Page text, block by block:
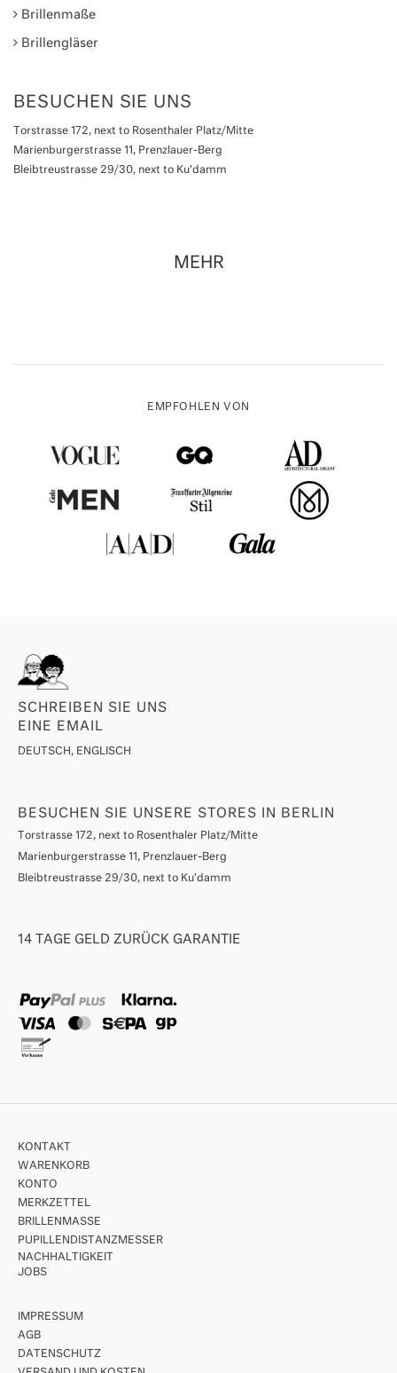
Brillenmaße
Brillengläser
BESUCHEN SIE UNS
Torstrasse 172, next to Rosenthaler Platz/Mitte
Marienburgerstrasse 11, Prenzlauer-Berg
Bleibtreustrasse 29/30, next to Ku'damm
MEHR
EMPFOHLEN VON
SCHREIBEN SIE UNS
EINE EMAIL
DEUTSCH, ENGLISCH
BESUCHEN SIE UNSERE STORES IN BERLIN
Torstrasse 172, next to Rosenthaler Platz/Mitte
Marienburgerstrasse 11, Prenzlauer-Berg
Bleibtreustrasse 29/30, next to Ku'damm
14 TAGE GELD ZURÜCK GARANTIE
KONTAKT
WARENKORB
KONTO
MERKZETTEL
BRILLENMASSE
PUPILLENDISTANZMESSER
NACHHALTIGKEIT
JOBS
IMPRESSUM
AGB
DATENSCHUTZ